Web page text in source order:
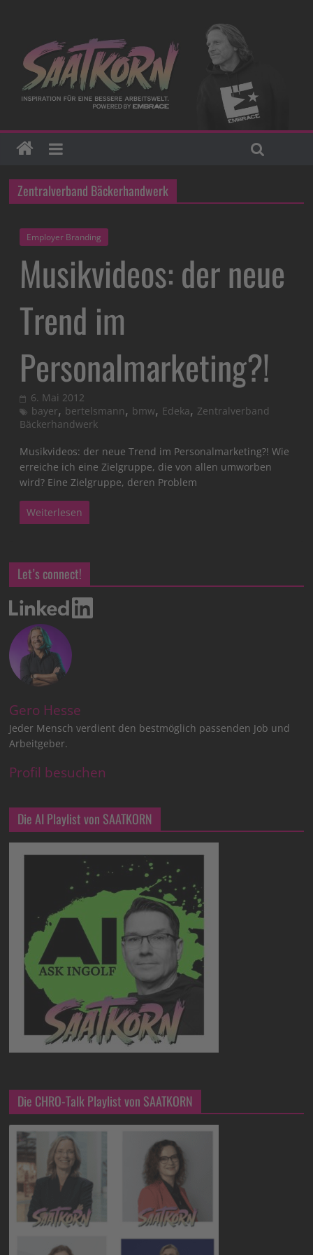
Zentralverband Bäckerhandwerk
Employer Branding
Musikvideos: der neue
Trend im
Personalmarketing?!
6. Mai 2012
bayer, bertelsmann, bmw, Edeka, Zentralverband
Bäckerhandwerk
Musikvideos: der neue Trend im Personalmarketing?! Wie
erreiche ich eine Zielgruppe, die von allen umworben
wird? Eine Zielgruppe, deren Problem
Weiterlesen
Let’s connect!
Gero Hesse
Jeder Mensch verdient den bestmöglich passenden Job und
Arbeitgeber.
Profil besuchen
Die AI Playlist von SAATKORN
Die CHRO-Talk Playlist von SAATKORN